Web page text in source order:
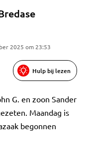
2025 om 23:53
Hulp bij lezen
G. en zoon Sander
Maandag is
begonnen